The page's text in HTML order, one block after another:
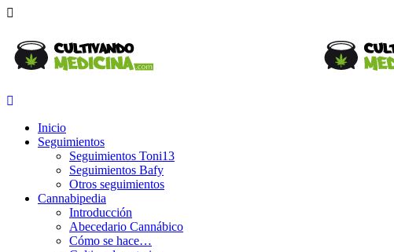
Inicio
Seguimientos
Seguimientos Toni13
Seguimientos Bafy
Otros seguimientos
Cannabipedia
Introducción
Abecedario Cannábico
Cómo se hace…